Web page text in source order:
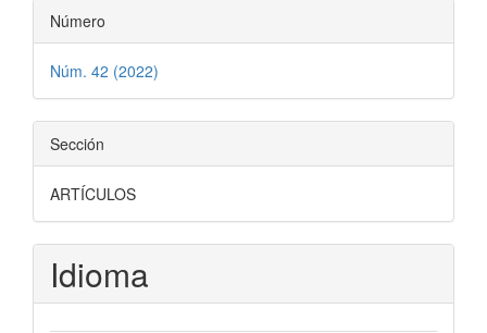
Número
Núm. 42 (2022)
Sección
ARTÍCULOS
Idioma